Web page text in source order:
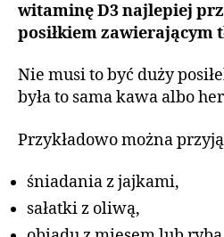
witaminę D3 najlepiej
posiłkiem zawierającym
Nie musi to być duży
była to sama kawa albo
Przykładowo można
śniadania z jajkami,
sałatki z oliwą,